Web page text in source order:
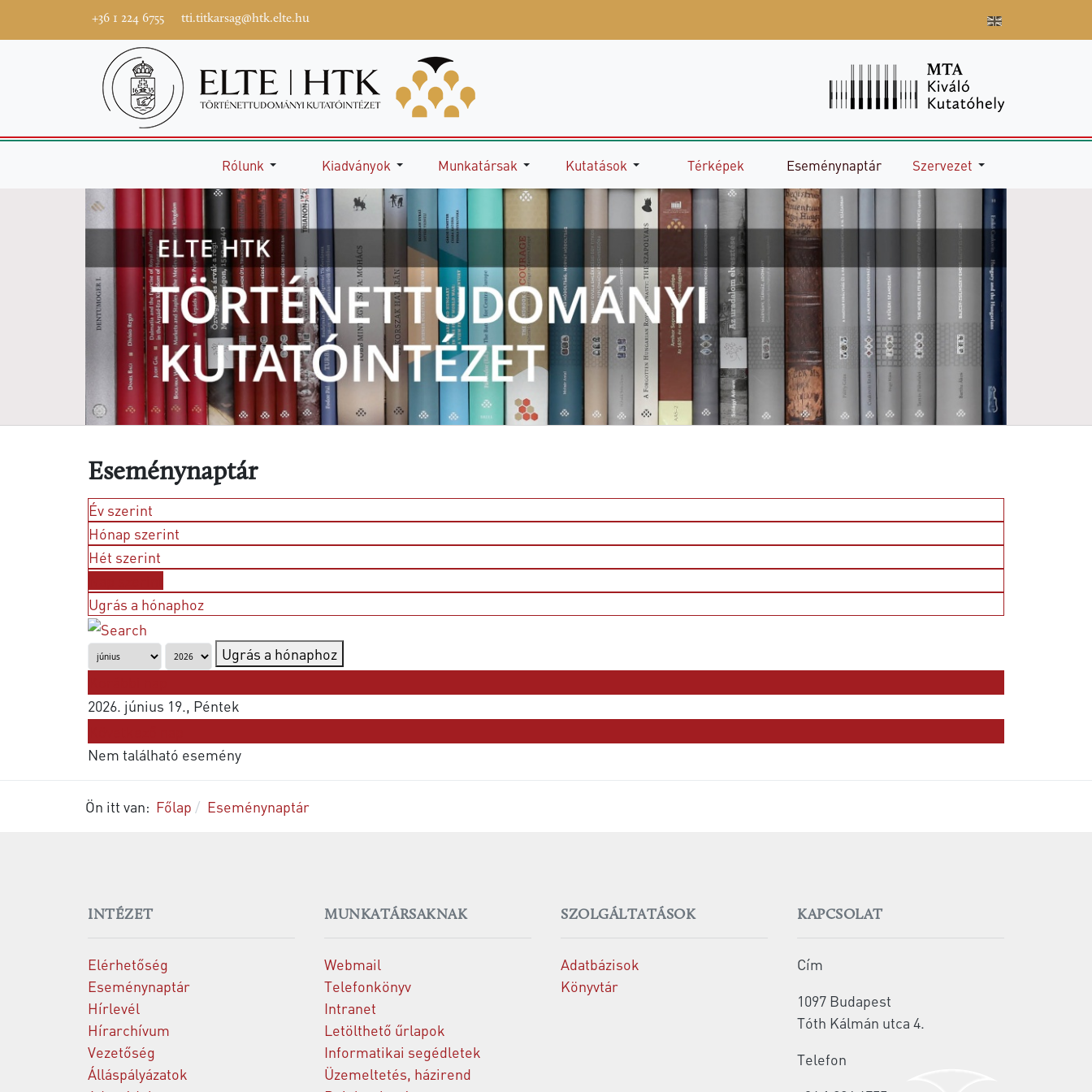
+36 1 224 6755 tti.titkarsag@htk.elte.hu
Rólunk Kiadványok Munkatársak Kutatások Térképek Eseménynaptár Szervezet
Eseménynaptár
Év szerint
Hónap szerint
Hét szerint
Ugrás a hónaphoz
Ugrás a hónaphoz
2026. június 19., Péntek
Nem található esemény
Ön itt van: Főlap Eseménynaptár
INTÉZET
Elérhetőség
Eseménynaptár
Hírlevél
Hírarchívum
Vezetőség
Álláspályázatok
MUNKATÁRSAKNAK
Webmail
Telefonkönyv
Intranet
Letölthető űrlapok
Informatikai segédletek
Üzemeltetés, házirend
SZOLGÁLTATÁSOK
Adatbázisok
Könyvtár
KAPCSOLAT
Cím
1097 Budapest
Tóth Kálmán utca 4.
Telefon